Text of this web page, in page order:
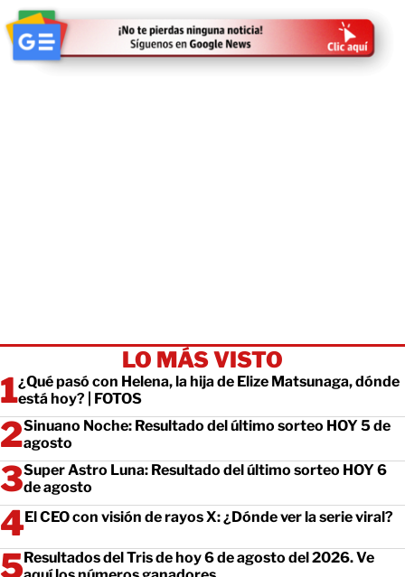
LO MÁS VISTO
¿Qué pasó con Helena, la hija de Elize Matsunaga, dónde
está hoy? | FOTOS
Sinuano Noche: Resultado del último sorteo HOY 5 de
agosto
Super Astro Luna: Resultado del último sorteo HOY 6
de agosto
El CEO con visión de rayos X: ¿Dónde ver la serie viral?
Resultados del Tris de hoy 6 de agosto del 2026. Ve